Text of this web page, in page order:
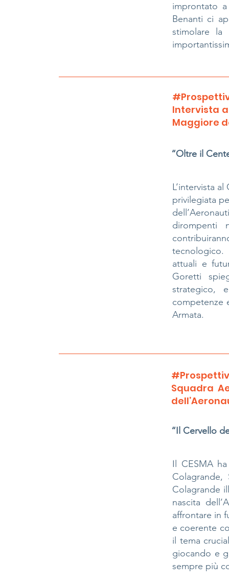
improntato
Benanti ci
stimolare la
Intervista
Maggiore
“Oltre il
L’intervista
privilegiata
tecnologico.
attuali e
Goretti
strategico,
competenze
Armata.
Squadra
“Il Cervello
Il CESMA
Colagrande
nascita
affrontare in
e coerente
il tema
giocando e
sempre più